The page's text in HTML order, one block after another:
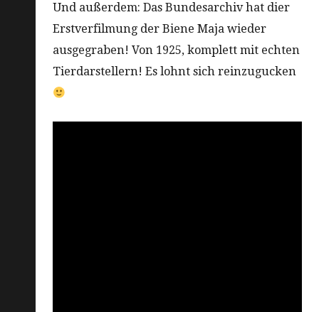
Und außerdem: Das Bundesarchiv hat dier
Erstverfilmung der Biene Maja wieder
ausgegraben! Von 1925, komplett mit echten
Tierdarstellern! Es lohnt sich reinzugucken